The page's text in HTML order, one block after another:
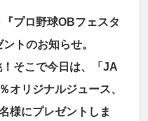
プロ野球OBフェスタ
トのお知らせ。
そこで今日は、「JA
オリジナルジュース、
様にプレゼントしま